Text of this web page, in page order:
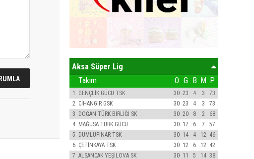
Aksa Süper Lig
Takım O G B M P
1 GENÇLİK GÜCÜ TSK 30 23 4 3
73
2 CİHANGİR GSK 30 23 4 3
73
3 DOĞAN TÜRK BİRLİĞİ SK 30 20 8 2
68
4 MAĞUSA TÜRK GÜCÜ 30 17 6 7
57
5 DUMLUPINAR TSK 30 14 4 12 46
6 ÇETİNKAYA TSK 30 12 6 12 42
7 ALSANCAK YEŞİLOVA SK 30 11 5 14 38